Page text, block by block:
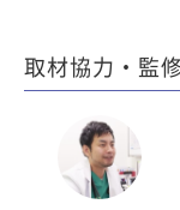
取材協力・監